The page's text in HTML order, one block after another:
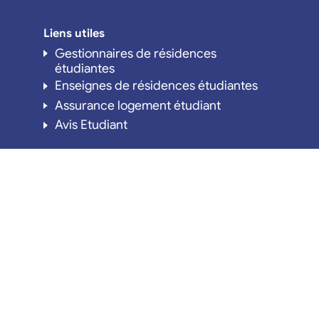
Liens utiles
Gestionnaires de résidences
étudiantes
Enseignes de résidences étudiantes
Assurance logement étudiant
Avis Etudiant